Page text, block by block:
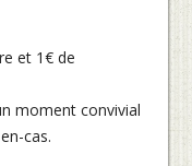
et 1€ de
moment convivial
cas.